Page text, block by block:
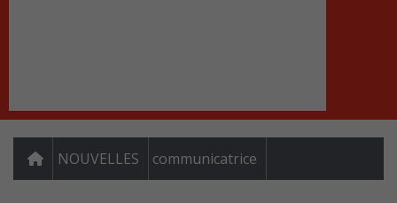
NOUVELLES communicatrice